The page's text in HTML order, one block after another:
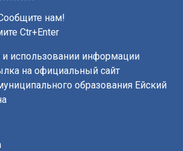
нам!
Ctr+Enter
и использовании информации
на официальный сайт
образования Ейский